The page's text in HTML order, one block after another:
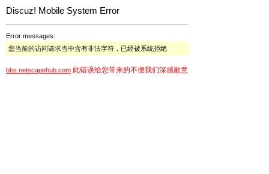
Discuz! Mobile System Error
Error messages:
您当前的访问请求当中含有非法字符，已经被系统拒绝
bbs.netscapehub.com 此错误给您带来的不便我们深感歉意